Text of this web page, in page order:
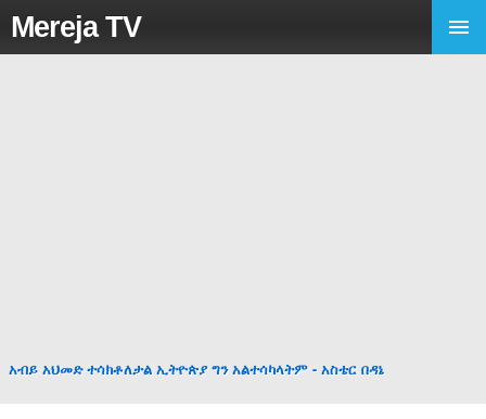
Mereja TV
አብይ አህመድ ተሳክቶለታል ኢትዮጵያ ግን አልተሳካላትም - አስቴር በዳኔ